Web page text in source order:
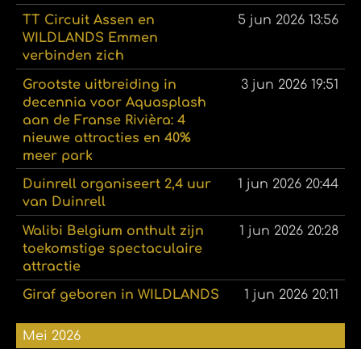
TT Circuit Assen en
WILDLANDS Emmen
verbinden zich
5 jun 2026 13:56
Grootste uitbreiding in
decennia voor Aquasplash
aan de Franse Rivièra: 4
nieuwe attracties en 40%
meer park
3 jun 2026 19:51
Duinrell organiseert 2,4 uur
van Duinrell
1 jun 2026 20:44
Walibi Belgium onthult zijn
toekomstige spectaculaire
attractie
1 jun 2026 20:28
Giraf geboren in WILDLANDS 1 jun 2026 20:11
Mei 2026